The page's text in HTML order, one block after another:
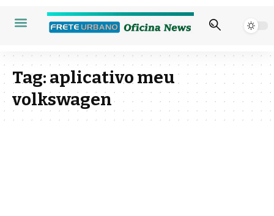
Tag:aplicativo meu
volkswagen